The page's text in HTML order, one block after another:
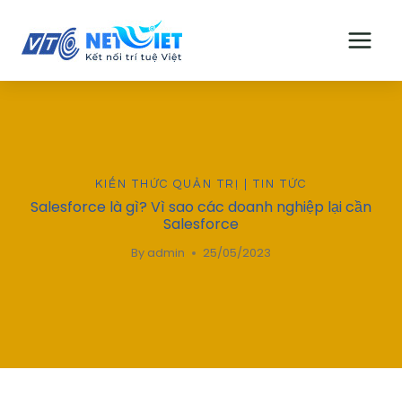
content
KIẾN THỨC QUẢN TRỊ TIN TỨC
Salesforce là gì? Vì sao các doanh nghiệp lại cần
Salesforce
By admin 25/05/2023